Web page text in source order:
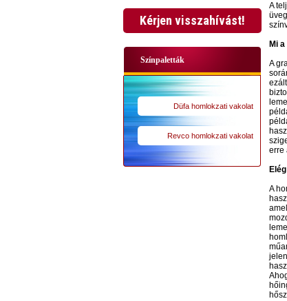
Kérjen visszahívást!
Színpaletták
Düfa homlokzati vakolat
Revco homlokzati vakolat
A
Mi
A
erre
A